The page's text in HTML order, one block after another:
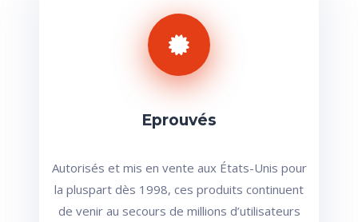
Eprouvés
Autorisés et mis en vente aux États-Unis pour
la pluspart dès 1998, ces produits continuent
de venir au secours de millions d’utilisateurs